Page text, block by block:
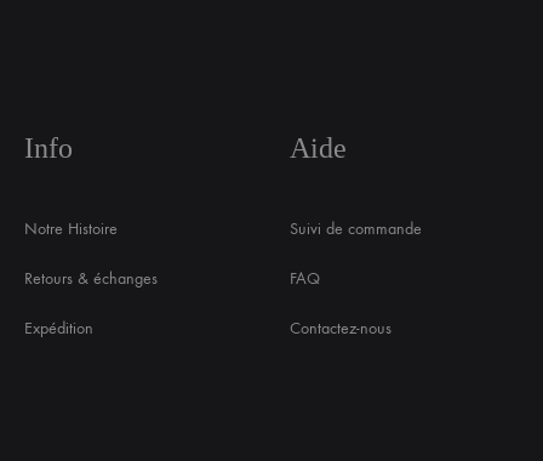
Info
Notre Histoire
Retours & échanges
Expédition
Aide
Suivi de commande
FAQ
Contactez-nous